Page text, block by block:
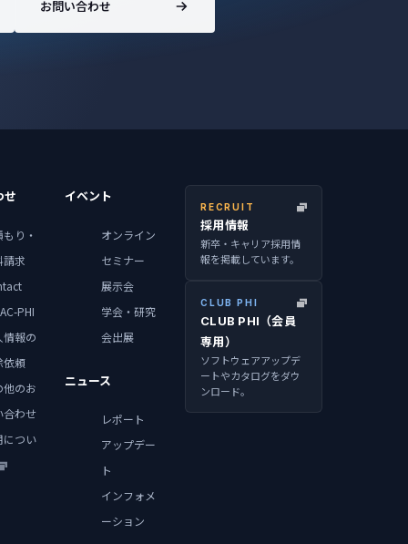
お問い合わせ
せ
もり・
請求
PHI
情報の
依頼
他のお
合わせ
につい
イベント
オンライン
セミナー
展示会
学会・研究
会出展
ニュース
レポート
アップデー
ト
インフォメ
ーション
RECRUIT
採用情報
新卒・キャリア採用情
報を掲載しています。
CLUB PHI
CLUB PHI（会員
専用）
ソフトウェアアップデ
ートやカタログをダウ
ンロード。